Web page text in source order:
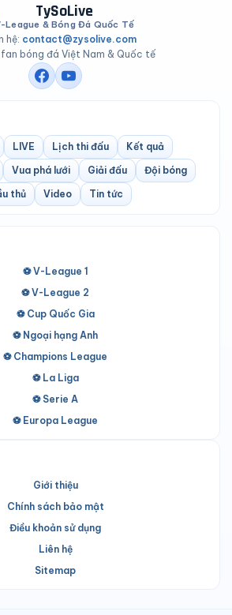
TySoLive
League & Bóng Đá Quốc Tế
hệ: contact@zysolive.com
bóng đá Việt Nam & Quốc tế
LIVE Lịch thi đấu
Kết quả
Vua phá lưới Giải đấu
Đội bóng
thủ
Video Tin tức
⚽ V-League 1
⚽ V-League 2
⚽ Cup Quốc Gia
⚽ Ngoại hạng Anh
⚽ Champions League
⚽ La Liga
⚽ Serie A
⚽ Europa League
Giới thiệu
Chính sách bảo mật
Điều khoản sử dụng
Liên hệ
Sitemap